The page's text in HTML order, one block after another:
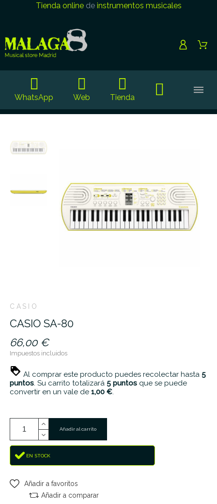
Tienda onlinede instrumentos musicales
WhatsApp Web Tienda
CASIO
CASIO SA-80
66,00 €
Impuestos incluidos
Al comprar este producto puedes recolectar hasta 5
puntos. Su carrito totalizará 5 puntos que se puede
convertir en un vale de 1,00 €.
Añadir al carrito
EN STOCK
Añadir a favoritos
Añadir a comparar